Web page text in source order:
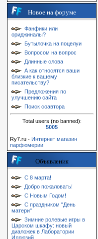
Новое на форуме
Фанфики или
ориджиналы?
Бутылочка на поцелуи
Вопросом на вопрос
Длинные слова
А как относятся ваши
близкие к вашему
писательству?
Предложения по
улучшению сайта
Поиск соавтора
Total users (no banned):
5005
Ry7.ru - Интернет магазин
парфюмерии
Объявления
С 8 марта!
Добро пожаловать!
С Новым Годом!
С праздником "День
матери"
Зимние ролевые игры в
Царском шкафу: новый
диаложек в Лаборатории
Иллюзий